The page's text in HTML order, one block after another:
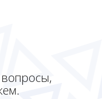
вопросы,